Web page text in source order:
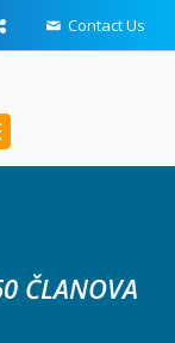
Contact Us
ČLANOVA